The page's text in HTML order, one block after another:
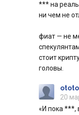
*** на
ни чем не
фиат — не
стоит
головы.
ototo
20
«И пока ***,